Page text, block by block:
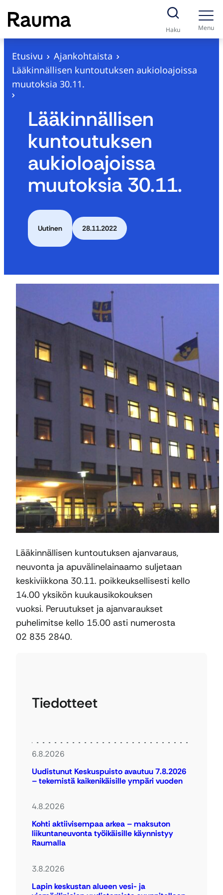
S
i
Haku Menu
Etusivu
Ajankohtaista
Lääkinnällisen kuntoutuksen aukioloajoissa
muutoksia 30.11.
Lääkinnällisen
kuntoutuksen
aukioloajoissa
muutoksia 30.11.
Uutinen 28.11.2022
Lääkinnällisen kuntoutuksen ajanvaraus,
neuvonta ja apuvälinelainaamo suljetaan
keskiviikkona 30.11. poikkeuksellisesti kello
14.00 yksikön kuukausikokouksen
vuoksi. Peruutukset ja ajanvaraukset
puhelimitse kello 15.00 asti numerosta
02 835 2840.
Tiedotteet
6.8.2026
Uudistunut Keskuspuisto avautuu 7.8.2026
– tekemistä kaikenikäisille ympäri vuoden
4.8.2026
Kohti aktiivisempaa arkea – maksuton
liikuntaneuvonta työikäisille käynnistyy
Raumalla
3.8.2026
Lapin keskustan alueen vesi- ja